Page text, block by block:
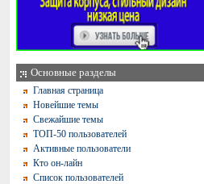
Основные разделы
Главная страница
Новейшие темы
Свежайшие темы
ТОП-50 пользователей
Активные пользователи
Кто он-лайн
Список пользователей